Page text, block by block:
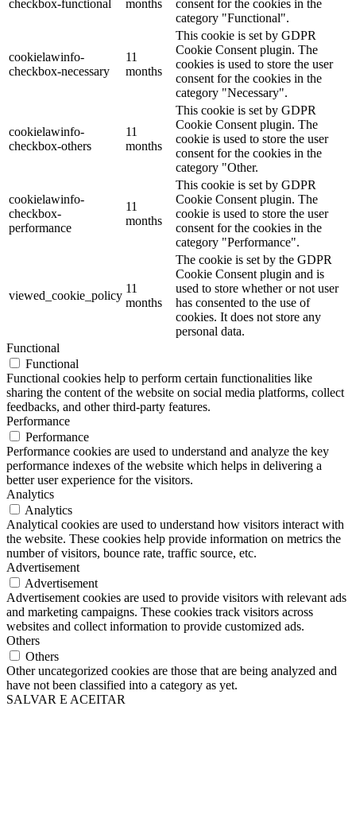
checkbox-functional
months
consent for the cookies in the
category "Functional".
cookielawinfo-
checkbox-necessary
11
months
This cookie is set by GDPR
Cookie Consent plugin. The
cookies is used to store the user
consent for the cookies in the
category "Necessary".
cookielawinfo-
checkbox-others
11
months
This cookie is set by GDPR
Cookie Consent plugin. The
cookie is used to store the user
consent for the cookies in the
category "Other.
cookielawinfo-
checkbox-
performance
11
months
This cookie is set by GDPR
Cookie Consent plugin. The
cookie is used to store the user
consent for the cookies in the
category "Performance".
viewed_cookie_policy
11
months
The cookie is set by the GDPR
Cookie Consent plugin and is
used to store whether or not user
has consented to the use of
cookies. It does not store any
personal data.
Functional
Functional
Functional cookies help to perform certain functionalities like
sharing the content of the website on social media platforms, collect
feedbacks, and other third-party features.
Performance
Performance
Performance cookies are used to understand and analyze the key
performance indexes of the website which helps in delivering a
better user experience for the visitors.
Analytics
Analytics
Analytical cookies are used to understand how visitors interact with
the website. These cookies help provide information on metrics the
number of visitors, bounce rate, traffic source, etc.
Advertisement
Advertisement
Advertisement cookies are used to provide visitors with relevant ads
and marketing campaigns. These cookies track visitors across
websites and collect information to provide customized ads.
Others
Others
Other uncategorized cookies are those that are being analyzed and
have not been classified into a category as yet.
SALVAR E ACEITAR